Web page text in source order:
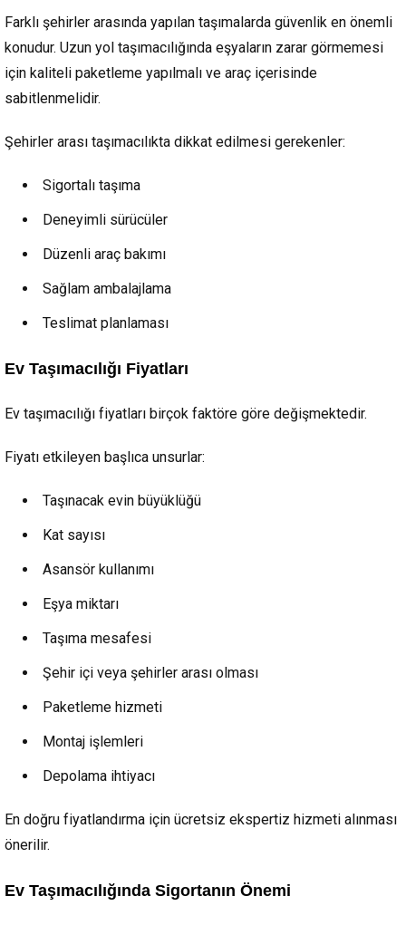
Farklı şehirler arasında yapılan taşımalarda güvenlik en önemli
konudur. Uzun yol taşımacılığında eşyaların zarar görmemesi
için kaliteli paketleme yapılmalı ve araç içerisinde
sabitlenmelidir.
Şehirler arası taşımacılıkta dikkat edilmesi gerekenler:
Sigortalı taşıma
Deneyimli sürücüler
Düzenli araç bakımı
Sağlam ambalajlama
Teslimat planlaması
Ev Taşımacılığı Fiyatları
Ev taşımacılığı fiyatları birçok faktöre göre değişmektedir.
Fiyatı etkileyen başlıca unsurlar:
Taşınacak evin büyüklüğü
Kat sayısı
Asansör kullanımı
Eşya miktarı
Taşıma mesafesi
Şehir içi veya şehirler arası olması
Paketleme hizmeti
Montaj işlemleri
Depolama ihtiyacı
En doğru fiyatlandırma için ücretsiz ekspertiz hizmeti alınması
önerilir.
Ev Taşımacılığında Sigortanın Önemi